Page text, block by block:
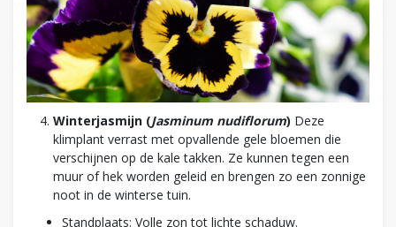
Winterjasmijn (Jasminum nudiflorum) Deze
klimplant verrast met opvallende gele bloemen die
verschijnen op de kale takken. Ze kunnen tegen een
muur of hek worden geleid en brengen zo een zonnige
noot in de winterse tuin.
Standplaats: Volle zon tot lichte schaduw.